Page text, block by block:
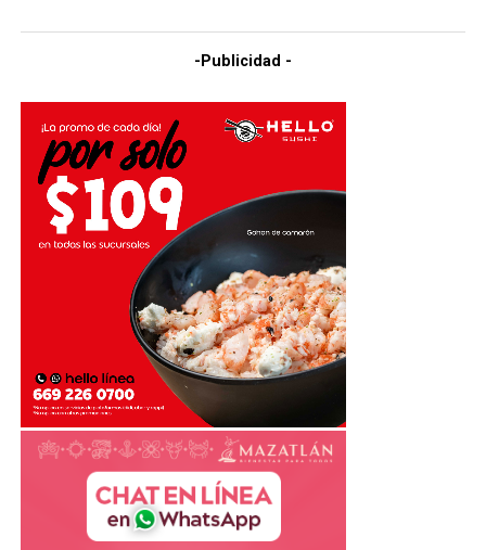
-Publicidad -